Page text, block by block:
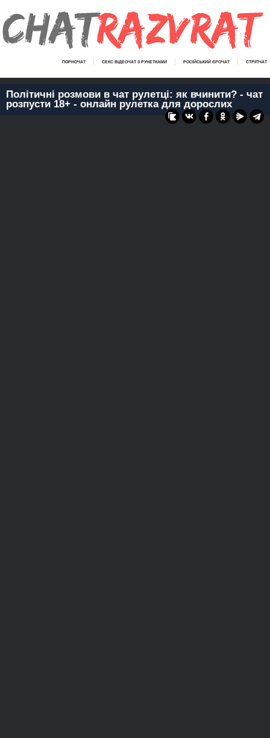
ПОРНОЧАТ СЕКС ВІДЕОЧАТ З РУНЕТКАМИ РОСІЙСЬКИЙ ЄРОЧАТ СТРІПЧАТ
Політичні розмови в чат рулетці: як вчинити? - чат
розпусти 18+ - онлайн рулетка для дорослих